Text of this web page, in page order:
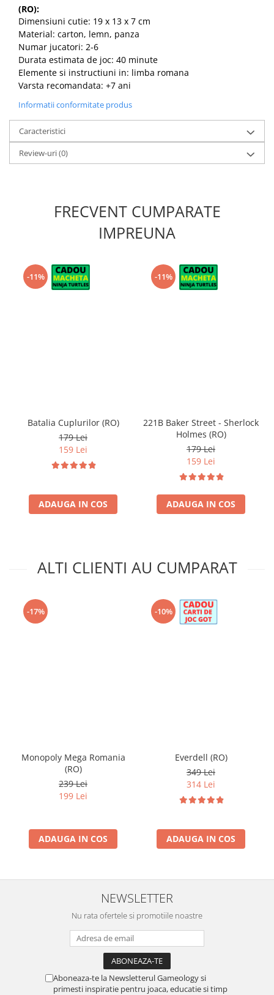
(RO):
Dimensiuni cutie: 19 x 13 x 7 cm
Material: carton, lemn, panza
Numar jucatori: 2-6
Durata estimata de joc: 40 minute
Elemente si instructiuni in: limba romana
Varsta recomandata: +7 ani
Informatii conformitate produs
Caracteristici
Review-uri(0)
FRECVENT CUMPARATE
IMPREUNA
-11%
Batalia Cuplurilor (RO)
179 Lei
159 Lei
ADAUGA IN COS
-11%
221B Baker Street - Sherlock
Holmes (RO)
179 Lei
159 Lei
ADAUGA IN COS
ALTI CLIENTI AU CUMPARAT
-17%
Monopoly Mega Romania
(RO)
239 Lei
199 Lei
ADAUGA IN COS
-10%
Everdell (RO)
349 Lei
314 Lei
ADAUGA IN COS
NEWSLETTER
Nu rata ofertele si promotiile noastre
Aboneaza-te la Newsletterul Gameology si
primesti inspiratie pentru joaca, educatie si timp